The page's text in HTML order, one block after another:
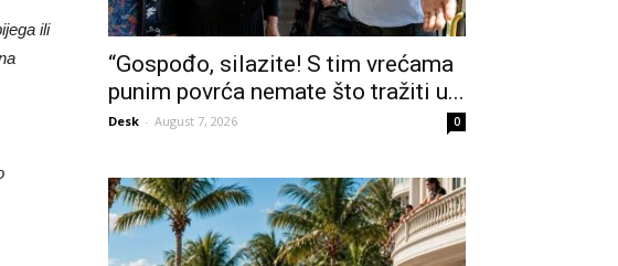
ili
“Gospođo, silazite! S tim vrećama
punim povrća nemate što tražiti u...
Desk - August 7, 2026 0